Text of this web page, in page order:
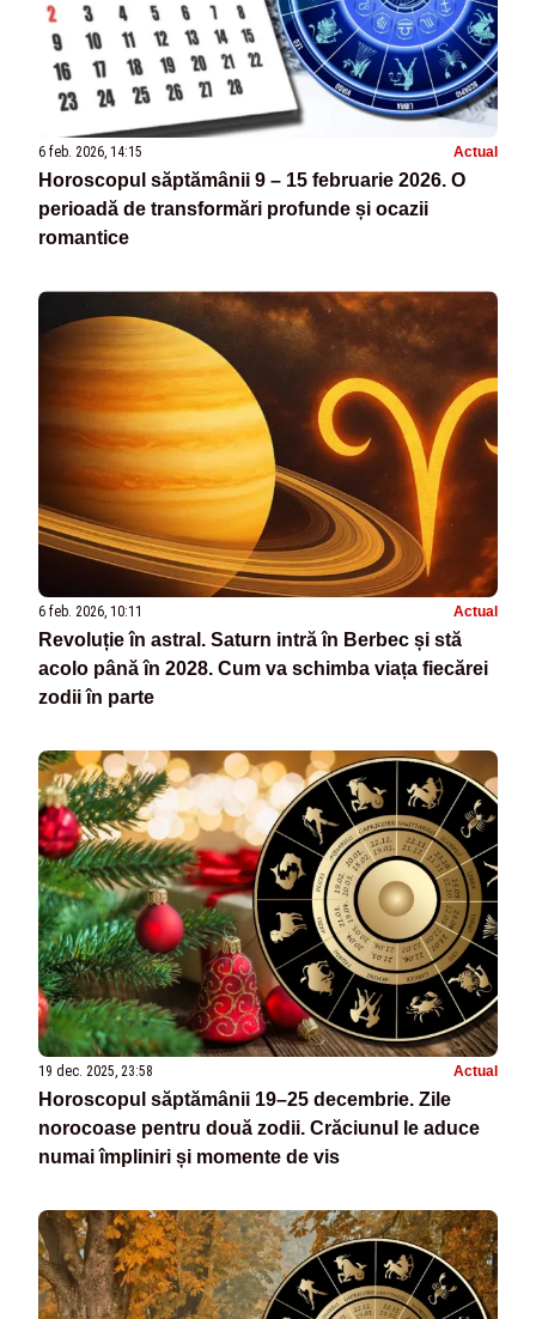
6 feb. 2026, 14:15 Actual
Horoscopul săptămânii 9 – 15 februarie 2026. O
perioadă de transformări profunde și ocazii
romantice
6 feb. 2026, 10:11 Actual
Revoluție în astral. Saturn intră în Berbec și stă
acolo până în 2028. Cum va schimba viața fiecărei
zodii în parte
19 dec. 2025, 23:58 Actual
Horoscopul săptămânii 19–25 decembrie. Zile
norocoase pentru două zodii. Crăciunul le aduce
numai împliniri și momente de vis